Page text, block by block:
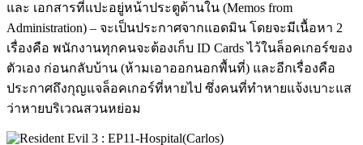
และ เอกสารที่แปะอยู่หน้าประตูด้านใน (Memos from
Administration) – จะเป็นประกาศจากแอดมิน โดยจะมีเนื้อหา 2
เรื่องคือ พนักงานทุกคนจะต้องเก็บ ID Cards ไว้ในล็อคเกอร์ของ
ตัวเอง ก่อนกลับบ้าน (ห้ามเอาออกนอกพื้นที่) และอีกเรื่องคือ
ประกาศถึงกุญแจล็อคเกอร์ที่หายไป ซึ่งคนที่ทำหายแจ้งเบาะแส
ว่าหายบริเวณสวนหย่อม